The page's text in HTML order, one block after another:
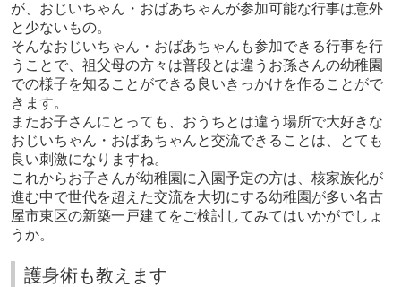
が、おじいちゃん・おばあちゃんが参加可能な行事は意外
と少ないもの。
そんなおじいちゃん・おばあちゃんも参加できる行事を行
うことで、祖父母の方々は普段とは違うお孫さんの幼稚園
での様子を知ることができる良いきっかけを作ることがで
きます。
またお子さんにとっても、おうちとは違う場所で大好きな
おじいちゃん・おばあちゃんと交流できることは、とても
良い刺激になりますね。
これからお子さんが幼稚園に入園予定の方は、核家族化が
進む中で世代を超えた交流を大切にする幼稚園が多い名古
屋市東区の新築一戸建てをご検討してみてはいかがでしょ
うか。
護身術も教えます